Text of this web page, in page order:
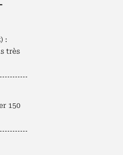
:
très
150